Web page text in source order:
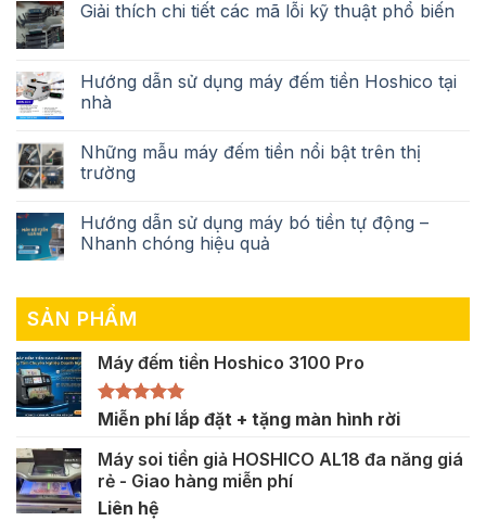
Giải thích chi tiết các mã lỗi kỹ thuật phổ biến
Hướng dẫn sử dụng máy đếm tiền Hoshico tại
nhà
Những mẫu máy đếm tiền nổi bật trên thị
trường
Hướng dẫn sử dụng máy bó tiền tự động –
Nhanh chóng hiệu quả
SẢN PHẨM
Máy đếm tiền Hoshico 3100 Pro
Được xếp
5.00
5 sao
Miễn phí lắp đặt + tặng màn hình rời
Máy soi tiền giả HOSHICO AL18 đa năng giá
rẻ - Giao hàng miễn phí
Liên hệ